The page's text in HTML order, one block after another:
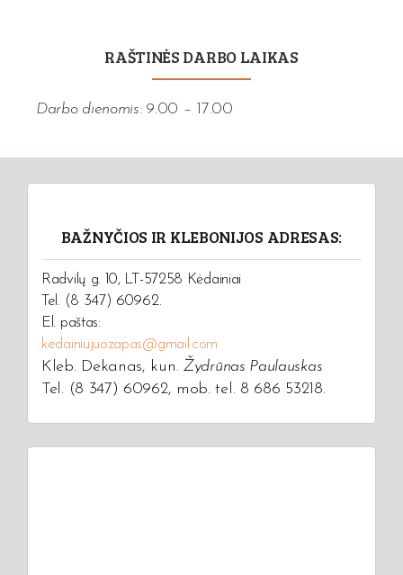
RAŠTINĖS DARBO LAIKAS
Darbo dienomis: 9.00 – 17.00
BAŽNYČIOS IR KLEBONIJOS ADRESAS:
Radvilų g. 10, LT-57258 Kėdainiai
Tel. (8 347) 60962.
El. paštas:
kedainiujuozapas@gmail.com
Kleb. Dekanas, kun. Žydrūnas Paulauskas
Tel. (8 347) 60962, mob. tel. 8 686 53218.